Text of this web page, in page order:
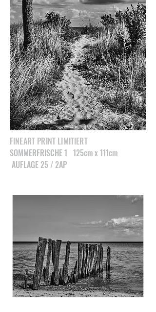
FINEART PRINT LIMITIERT
SOMMERFRISCHE 1 125cm x 111cm
AUFLAGE 25 / 2AP